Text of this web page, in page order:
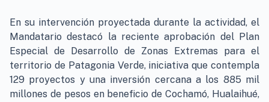
En su intervención proyectada durante la actividad, el
Mandatario destacó la reciente aprobación del Plan
Especial de Desarrollo de Zonas Extremas para el
territorio de Patagonia Verde, iniciativa que contempla
129 proyectos y una inversión cercana a los 885 mil
millones de pesos en beneficio de Cochamó, Hualaihué,